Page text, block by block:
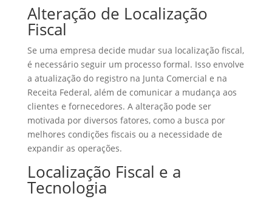
Alteração de Localização
Fiscal
Se uma empresa decide mudar sua localização fiscal,
é necessário seguir um processo formal. Isso envolve
a atualização do registro na Junta Comercial e na
Receita Federal, além de comunicar a mudança aos
clientes e fornecedores. A alteração pode ser
motivada por diversos fatores, como a busca por
melhores condições fiscais ou a necessidade de
expandir as operações.
Localização Fiscal e a
Tecnologia